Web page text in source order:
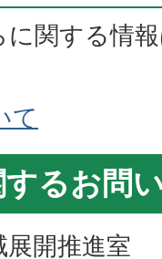
関する情
て
るお問
開推進室